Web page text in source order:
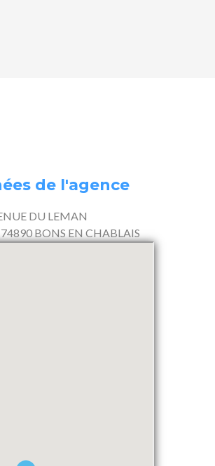
de l'agence
DU LEMAN
BONS EN CHABLAIS